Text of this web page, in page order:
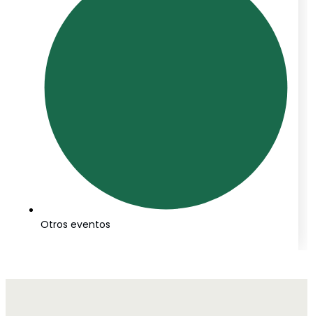
Otros eventos